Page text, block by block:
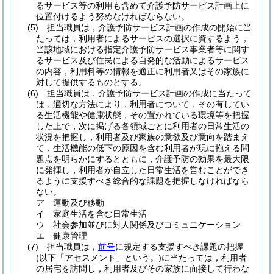
るサービス等の利用も含めて介護予防サービス計画上に
位置付けるよう努めなければならない。
(5)
担当職員は，介護予防サービス計画の作成の開始に当
たっては，利用者によるサービスの選択に資するよう，
当該地域における指定介護予防サービス事業者等に関す
るサービス及び住民による自発的な活動によるサービス
の内容，利用料等の情報を適正に利用者又はその家族に
対して提供するものとする。
(6)
担当職員は，介護予防サービス計画の作成に当たって
は，適切な方法により，利用者について，その有してい
る生活機能や健康状態，その置かれている環境等を把握
した上で，次に掲げる各領域ごとに利用者の日常生活の
状況を把握し，利用者及び家族の意欲及び意向を踏まえ
て，生活機能の低下の原因を含む利用者が現に抱える問
題点を明らかにするとともに，介護予防の効果を最大限
に発揮し，利用者が自立した日常生活を営むことができ
るように支援すべき総合的な課題を把握しなければなら
ない。
ア
運動及び移動
イ
家庭生活を含む日常生活
ウ
社会参加並びに対人関係及びコミュニケーション
エ
健康管理
(7)
担当職員は， 前号に規定する支援すべき課題の把握
(以下「アセスメント」という。)に当たっては，利用者
の居宅を訪問し，利用者及びその家族に面接して行わな